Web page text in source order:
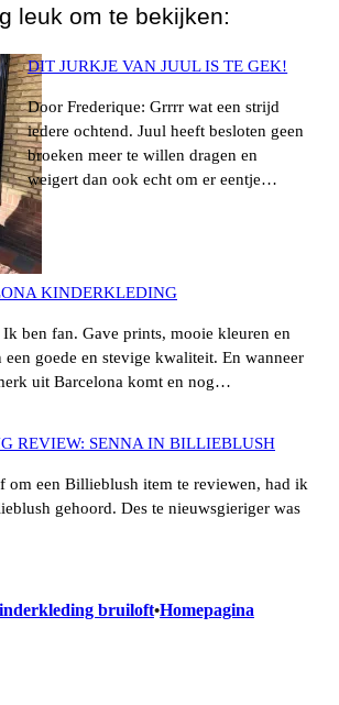
leuk om te bekijken:
DIT JURKJE VAN JUUL IS TE GEK!
Door Frederique: Grrrr wat een strijd
iedere ochtend. Juul heeft besloten geen
broeken meer te willen dragen en
weigert dan ook echt om er eentje…
KINDERKLEDING
ben fan. Gave prints, mooie kleuren en
goede en stevige kwaliteit. En wanneer
uit Barcelona komt en nog…
REVIEW: SENNA IN BILLIEBLUSH
om een Billieblush item te reviewen, had ik
gehoord. Des te nieuwsgieriger was
bruiloft•Homepagina